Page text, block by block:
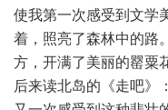
使我第一次感受到文学
着，照亮了森林中的路
方，开满了美丽的罂
后来读北岛的《走